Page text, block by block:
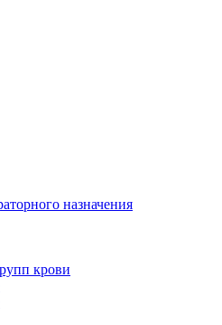
назначения
крови